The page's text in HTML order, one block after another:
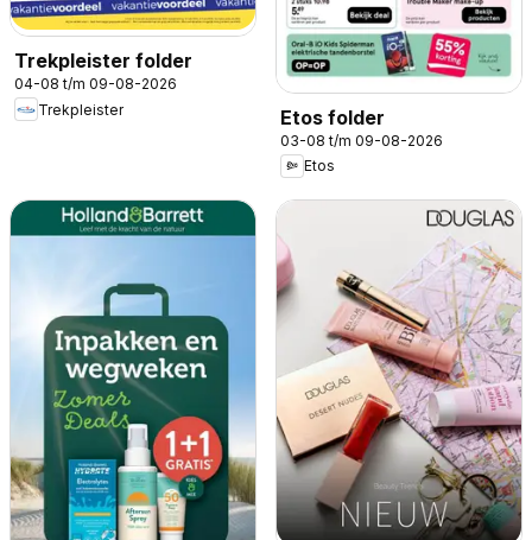
Trekpleister folder
04-08 t/m 09-08-2026
Trekpleister
Etos folder
03-08 t/m 09-08-2026
Etos